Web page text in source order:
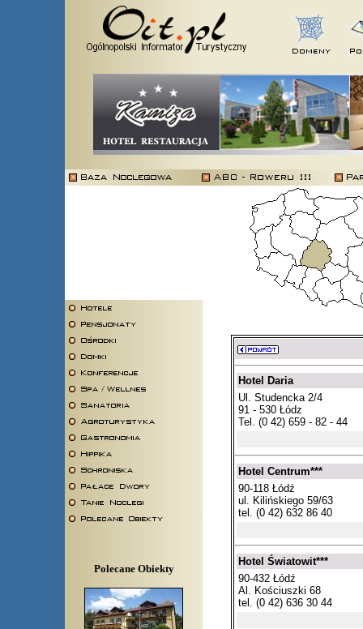
Polecane Obiekty
Hotel Daria
Ul. Studencka 2/4
91 - 530 Łódz
Tel. (0 42) 659 - 82 - 44
Hotel Centrum***
90-118 Łódź
ul. Kilińskiego 59/63
tel. (0 42) 632 86 40
Hotel Światowit***
90-432 Łódź
Al. Kościuszki 68
tel. (0 42) 636 30 44